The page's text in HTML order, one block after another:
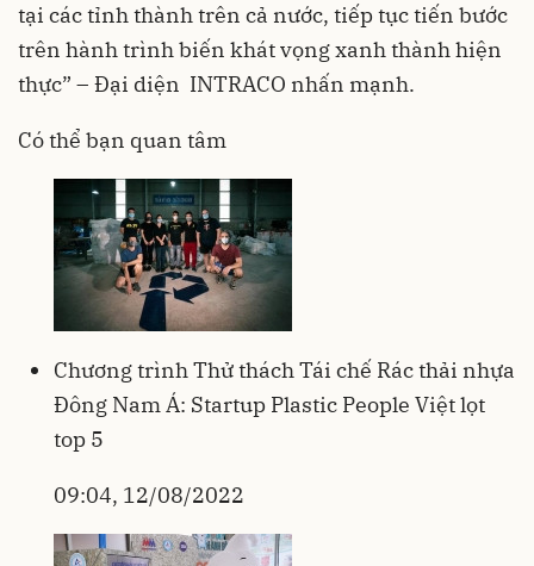
tại các tỉnh thành trên cả nước, tiếp tục tiến bước
trên hành trình biến khát vọng xanh thành hiện
thực” – Đại diện INTRACO nhấn mạnh.
Có thể bạn quan tâm
Chương trình Thử thách Tái chế Rác thải nhựa
Đông Nam Á: Startup Plastic People Việt lọt
top 5
09:04, 12/08/2022